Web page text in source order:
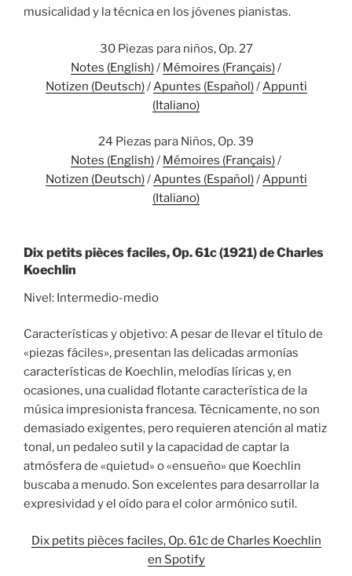
musicalidad y la técnica en los jóvenes pianistas.
30 Piezas para niños, Op. 27
Notes (English)/ Mémoires (Français)/
Notizen (Deutsch)/Apuntes (Español)/Appunti
(Italiano)
24 Piezas para Niños, Op. 39
Notes (English)/ Mémoires (Français)/
Notizen (Deutsch)/Apuntes (Español)/Appunti
(Italiano)
Dix petits pièces faciles, Op. 61c (1921) de Charles
Koechlin
Nivel: Intermedio-medio
Características y objetivo: A pesar de llevar el título de
«piezas fáciles», presentan las delicadas armonías
características de Koechlin, melodías líricas y, en
ocasiones, una cualidad flotante característica de la
música impresionista francesa. Técnicamente, no son
demasiado exigentes, pero requieren atención al matiz
tonal, un pedaleo sutil y la capacidad de captar la
atmósfera de «quietud» o «ensueño» que Koechlin
buscaba a menudo. Son excelentes para desarrollar la
expresividad y el oído para el color armónico sutil.
Dix petits pièces faciles, Op. 61c de Charles Koechlin
en Spotify